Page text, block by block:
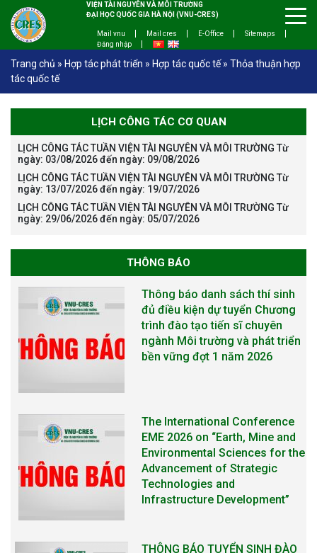
VIỆN TÀI NGUYÊN VÀ MÔI TRƯỜNG
ĐẠI HỌC QUỐC GIA HÀ NỘI (VNU-CRES)
Mail vnu Mail cres E-Office
Sitemaps
Đăng nhập
Trang chủ » Hợp tác phát triển » Hợp tác quốc tế» Thỏa thuận hợp
tác quốc tế
LỊCH CÔNG TÁC CƠ QUAN
LỊCH CÔNG TÁC TUẦN VIỆN TÀI NGUYÊN VÀ MÔI TRƯỜNG Từ
ngày: 03/08/2026 đến ngày: 09/08/2026
LỊCH CÔNG TÁC TUẦN VIỆN TÀI NGUYÊN VÀ MÔI TRƯỜNG Từ
ngày: 13/07/2026 đến ngày: 19/07/2026
LỊCH CÔNG TÁC TUẦN VIỆN TÀI NGUYÊN VÀ MÔI TRƯỜNG Từ
ngày: 29/06/2026 đến ngày: 05/07/2026
THÔNG BÁO
The International Conference
EME 2026 on “Earth, Mine and
Environmental Sciences for the
Advancement of Strategic
Technologies and
THÔNG BÁO TUYỂN SINH ĐÀO
TẠO TIẾN SĨ NĂM 2026
NĂM HỌC 2025-2026